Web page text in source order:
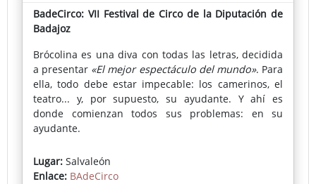
BadeCirco: VII Festival de Circo de la Diputación de
Badajoz
Brócolina es una diva con todas las letras, decidida
a presentar «El mejor espectáculo del mundo». Para
ella, todo debe estar impecable: los camerinos, el
teatro... y, por supuesto, su ayudante. Y ahí es
donde comienzan todos sus problemas: en su
ayudante.
Vacasflakas no da pie con bola… ni bola con pie… ¡ni
todo lo contrario!
Lugar: Salvaleón
Enlace: BAdeCirco